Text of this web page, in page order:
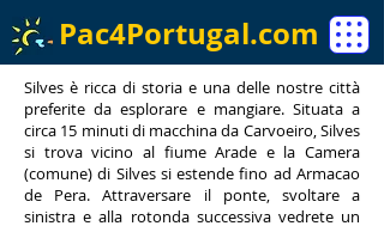
Pac4Portugal.com
Silves è ricca di storia e una delle nostre città
preferite da esplorare e mangiare. Situata a
circa 15 minuti di macchina da Carvoeiro, Silves
si trova vicino al fiume Arade e la Camera
(comune) di Silves si estende fino ad Armacao
de Pera. Attraversare il ponte, svoltare a
sinistra e alla rotonda successiva vedrete un